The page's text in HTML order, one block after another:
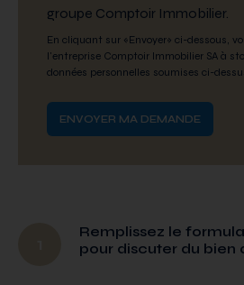
groupe Comptoir Immobilier.
En cliquant sur «Envoyer» ci-dessous,
l'entreprise Comptoir Immobilier SA à
données personnelles soumises ci-
Remplissez le
pour discuter du bien